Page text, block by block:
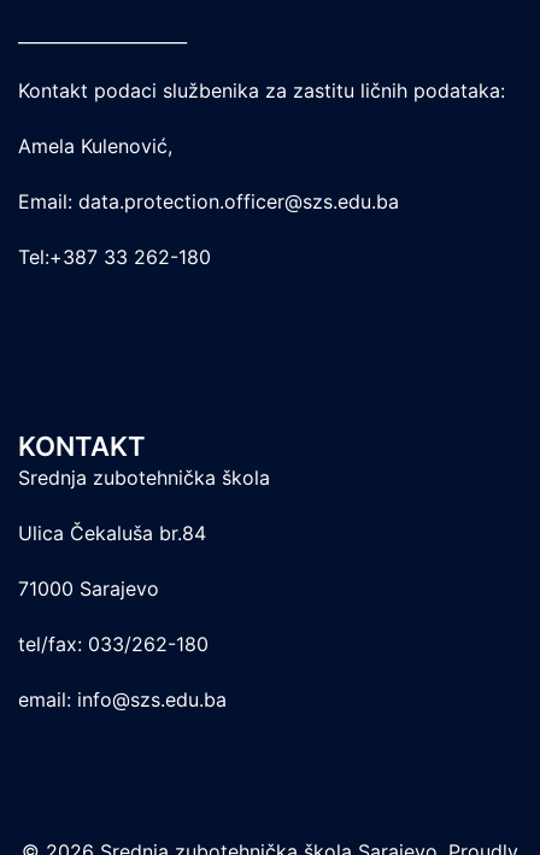
Kontakt podaci službenika za zastitu ličnih podataka:
Amela Kulenović,
Email: data.protection.officer@szs.edu.ba
Tel:+387 33 262-180
KONTAKT
Srednja zubotehnička škola
Ulica Čekaluša br.84
71000 Sarajevo
tel/fax: 033/262-180
email: info@szs.edu.ba